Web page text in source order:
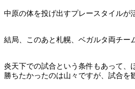
中原の体を投げ出すプレースタイルが
結局、このあと札幌、ベガルタ両チー
炎天下での試合という条件もあって、
勝ちたかったのは山々ですが、試合を